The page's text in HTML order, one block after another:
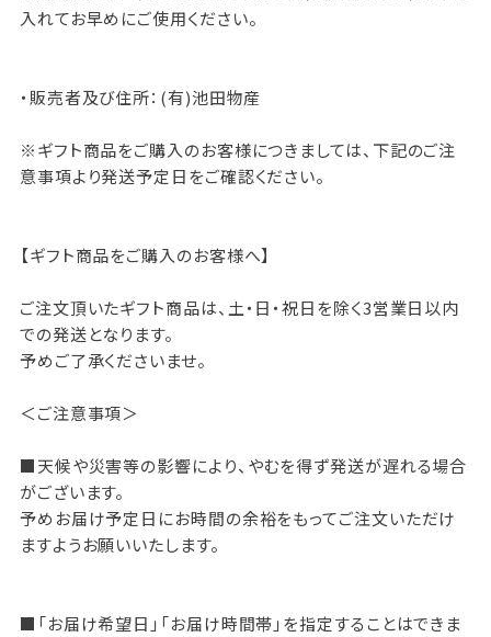
入れてお早めにご使用ください。
・販売者及び住所：(有)池田物産
※ギフト商品をご購入のお客様につきましては、下記のご注
意事項より発送予定日をご確認ください。
【ギフト商品をご購入のお客様へ】
ご注文頂いたギフト商品は、土・日・祝日を除く3営業日以内
での発送となります。
予めご了承くださいませ。
＜ご注意事項＞
■天候や災害等の影響により、やむを得ず発送が遅れる場合
がございます。
予めお届け予定日にお時間の余裕をもってご注文いただけ
ますようお願いいたします。
■「お届け希望日」「お届け時間帯」を指定することはできま